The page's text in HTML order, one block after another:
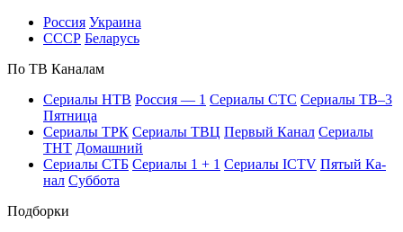
Рос­сия Ук­раи­на
СССР Бе­ла­русь
По ТВ Ка­на­лам
Се­риа­лы НТВ Рос­сия — 1 Се­риа­лы СТС Се­риа­лы ТВ–3
Пят­ни­ца
Се­риа­лы ТРК Се­риа­лы ТВЦ Пер­вый Ка­нал Се­риа­лы
ТНТ До­маш­ний
Се­риа­лы СТБ Се­риа­лы 1 + 1 Се­риа­лы ICTV Пя­тый Ка­
нал Суб­бо­та
Подборки